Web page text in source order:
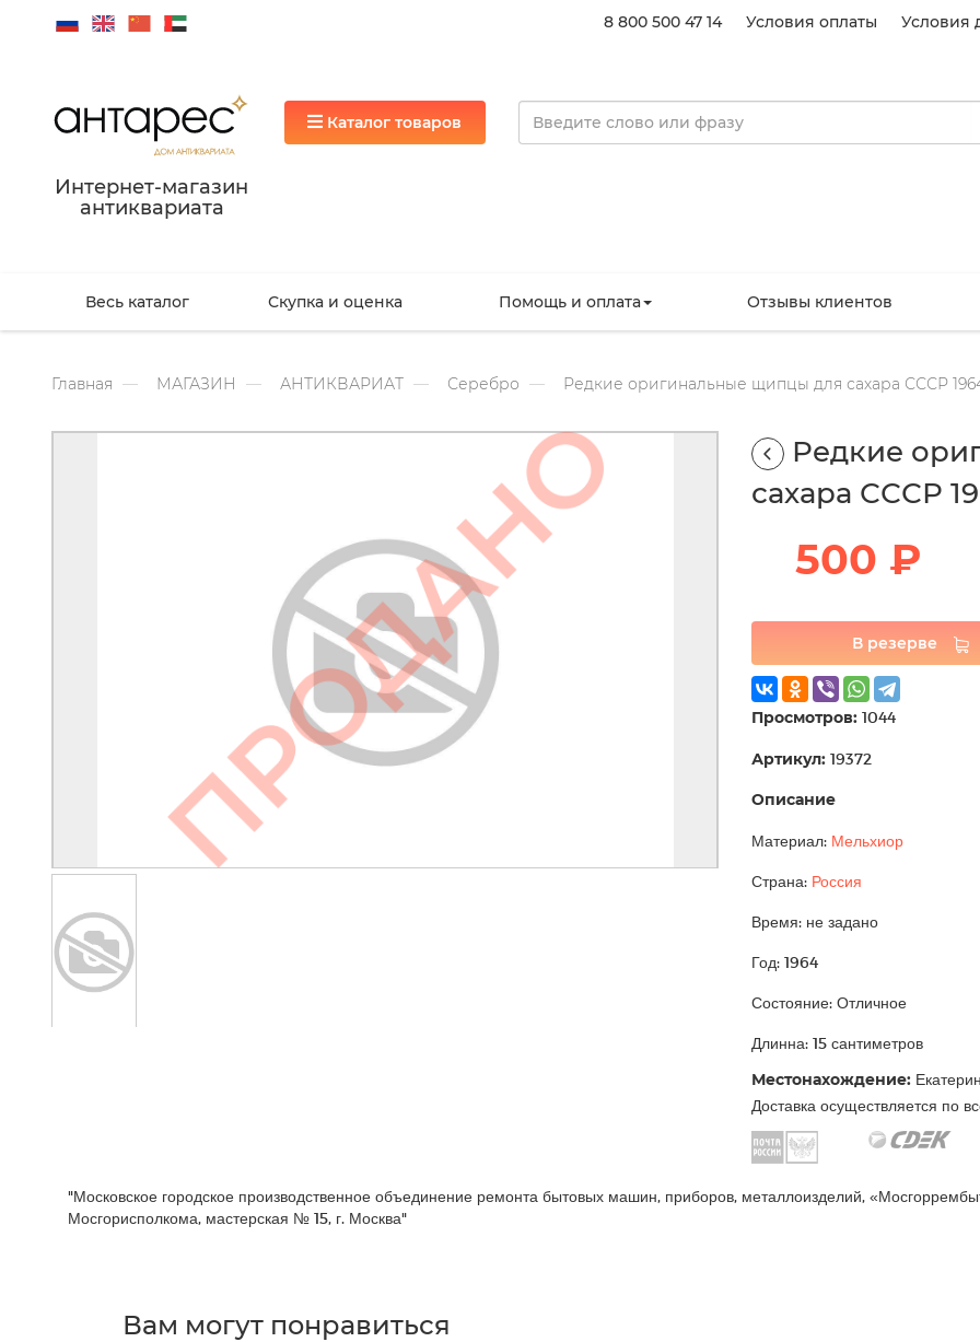
8 800 500 47 14 Условия оплаты Условия
Интернет-магазин
антиквариата
Каталог товаров
Весь каталог Скупка и оценка Помощь и оплата Отзывы клиентов
Главная МАГАЗИН АНТИКВАРИАТ Серебро Редкие оригинальные щипцы для сахара СССР
Редкие
сахара СССР
500 ₽
В резерве
Просмотров: 1044
Артикул: 19372
Описание
Материал: Мельхиор
Страна: Россия
Время: не задано
Год: 1964
Состояние: Отличное
Длинна: 15 сантиметров
Местонахождение:
Доставка осуществляется по
"Московское городское производственное объединение ремонта бытовых машин, приборов, металлоизделий,
Мосгорисполкома, мастерская № 15, г. Москва"
Вам могут понравиться